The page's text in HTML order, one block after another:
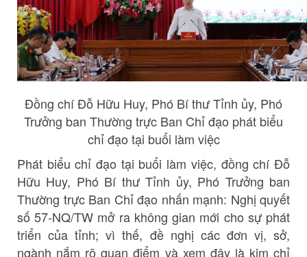
Đồng chí Đỗ Hữu Huy, Phó Bí thư Tỉnh ủy, Phó
Trưởng ban Thường trực Ban Chỉ đạo phát biểu
chỉ đạo tại buổi làm việc
Phát biểu chỉ đạo tại buổi làm việc, đồng chí Đỗ
Hữu Huy, Phó Bí thư Tỉnh ủy, Phó Trưởng ban
Thường trực Ban Chỉ đạo nhấn mạnh: Nghị quyết
số 57-NQ/TW mở ra không gian mới cho sự phát
triển của tỉnh; vì thế, đề nghị các đơn vị, sở,
ngành nắm rõ quan điểm và xem đây là kim chỉ